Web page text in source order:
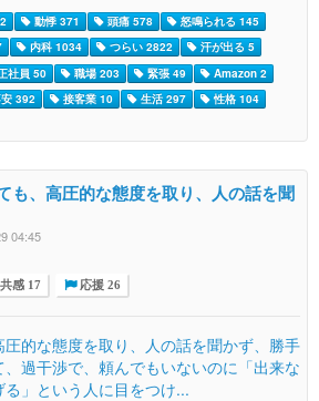
動悸 371 頭痛 578
怒鳴られる 145
内科 1034 つらい 2822
汗が出る 5
社員 50 職場 203 緊張 49
Amazon 2
392 接客業 10 生活 297
性格 104
も、高圧的な態度を取り、人の話を聞
04:45
感 17 応援 26
的な態度を取り、人の話を聞かず、勝手
過干渉で、頼んでもいないのに「出来な
」という人に目をつけ...